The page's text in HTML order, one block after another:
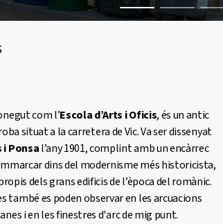
com l’Escola d’Arts i Oficis, és un antic
situat a la carretera de Vic. Va ser dissenyat
i Ponsal’any 1901, complint amb un encàrrec
dins del modernisme més historicista,
dels grans edificis de l’època del romànic.
també es poden observar en les arcuacions
i en les finestres d'arc de mig punt.